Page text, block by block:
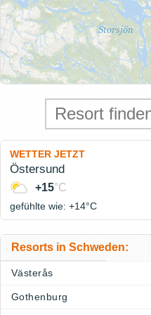
WETTER JETZT
Östersund
+15°C
gefühlte wie: +14°C
Resorts in Schweden:
Västerås
Gothenburg